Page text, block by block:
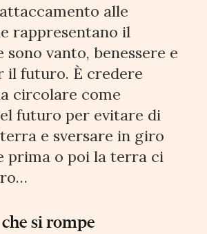
alle
rappresentano il
vanto, benessere e
il futuro. È credere
circolare come
futuro per evitare di
e sversare in giro
prima o poi la terra ci
si rompe